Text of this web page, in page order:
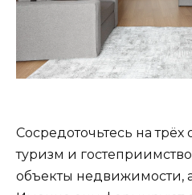
Сосредоточьтесь на трёх
туризм и
объекты недвижимости,